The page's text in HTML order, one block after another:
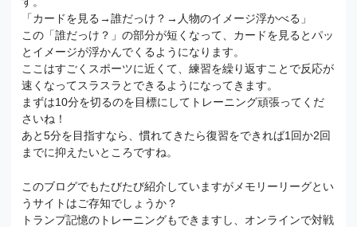
「カードを見る→誰だっけ？→人物のイメージ浮かべる」
この「誰だっけ？」の部分が短くなって、カードを見るとパッ
とイメージが浮かんでくるようになります。
ここはすごくスポーツに近くて、練習を繰り返すことで反応が
速くなってスラスラとできるようになってきます。
まずは10分を切るのを目標にしてトレーニング頑張ってくだ
さいね！
あと5分を目指すなら、慣れてきたら復習をできれば1回か2回
までに抑えたいところですね。
このブログでもたびたび紹介していますがメモリーリーグとい
うサイトはご存知でしょうか？
トランプ記憶のトレーニングもできますし、オンラインで対戦